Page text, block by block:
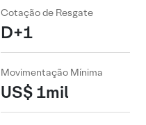
Cotação de Resgate
D+1
Movimentação Mínima
US$ 1mil